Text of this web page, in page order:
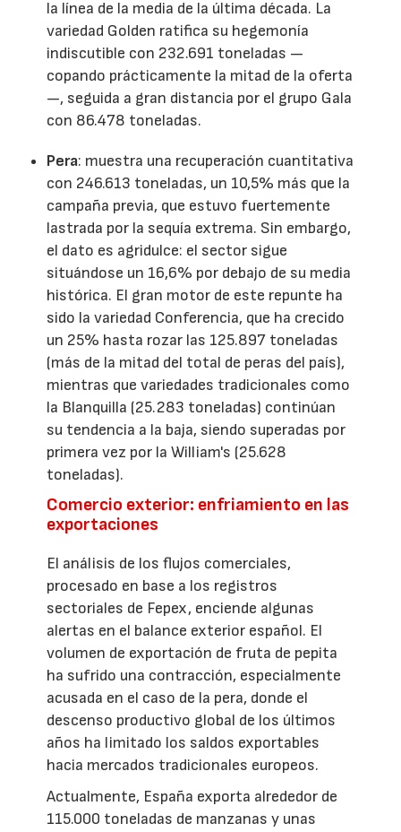
la línea de la media de la última década. La
variedad Golden ratifica su hegemonía
indiscutible con 232.691 toneladas —
copando prácticamente la mitad de la oferta
—, seguida a gran distancia por el grupo Gala
con 86.478 toneladas.
Pera: muestra una recuperación cuantitativa
con 246.613 toneladas, un 10,5% más que la
campaña previa, que estuvo fuertemente
lastrada por la sequía extrema. Sin embargo,
el dato es agridulce: el sector sigue
situándose un 16,6% por debajo de su media
histórica. El gran motor de este repunte ha
sido la variedad Conferencia, que ha crecido
un 25% hasta rozar las 125.897 toneladas
(más de la mitad del total de peras del país),
mientras que variedades tradicionales como
la Blanquilla (25.283 toneladas) continúan
su tendencia a la baja, siendo superadas por
primera vez por la William's (25.628
toneladas).
Comercio exterior: enfriamiento en las
exportaciones
El análisis de los flujos comerciales,
procesado en base a los registros
sectoriales de Fepex, enciende algunas
alertas en el balance exterior español. El
volumen de exportación de fruta de pepita
ha sufrido una contracción, especialmente
acusada en el caso de la pera, donde el
descenso productivo global de los últimos
años ha limitado los saldos exportables
hacia mercados tradicionales europeos.
Actualmente, España exporta alrededor de
115.000 toneladas de manzanas y unas